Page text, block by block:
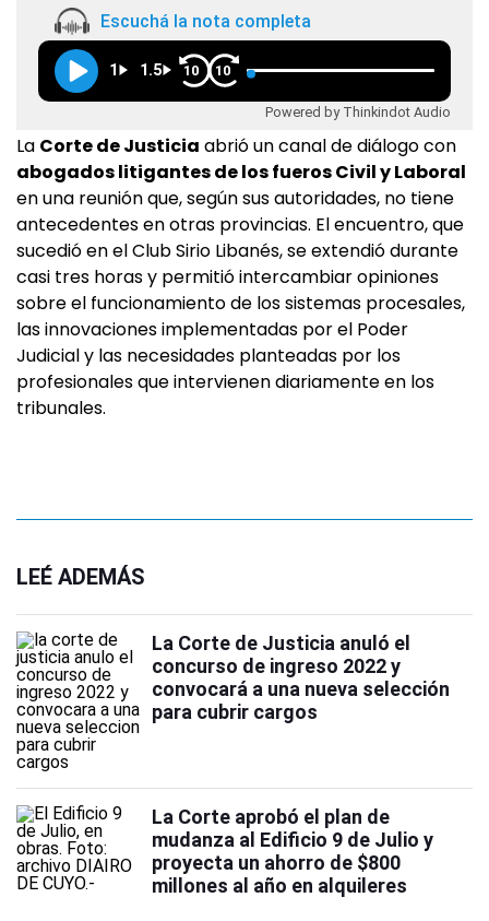
Escuchá la nota completa
1 1.5 10 10
Powered by Thinkindot Audio
La Corte de Justicia abrió un canal de diálogo con
abogados litigantes de los fueros Civil y Laboral
en una reunión que, según sus autoridades, no tiene
antecedentes en otras provincias. El encuentro, que
sucedió en el Club Sirio Libanés, se extendió durante
casi tres horas y permitió intercambiar opiniones
sobre el funcionamiento de los sistemas procesales,
las innovaciones implementadas por el Poder
Judicial y las necesidades planteadas por los
profesionales que intervienen diariamente en los
tribunales.
LEÉ ADEMÁS
La Corte de Justicia anuló el
concurso de ingreso 2022 y
convocará a una nueva selección
para cubrir cargos
La Corte aprobó el plan de
mudanza al Edificio 9 de Julio y
proyecta un ahorro de $800
millones al año en alquileres